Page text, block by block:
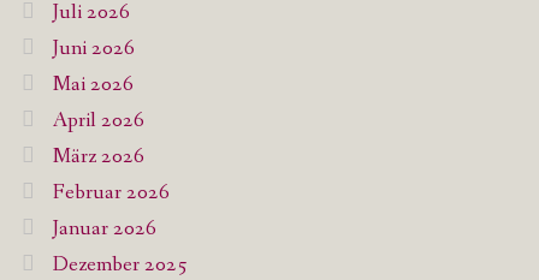
Juli 2026
Juni 2026
Mai 2026
April 2026
März 2026
Februar 2026
Januar 2026
Dezember 2025